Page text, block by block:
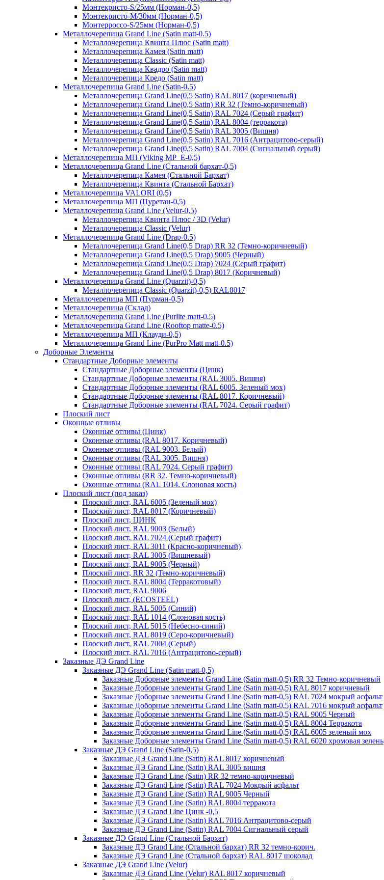
Монтекристо-S/25мм (Норман-0,5)
Монтекристо-M/30мм (Норман-0,5)
Монтерроссо-S/25мм (Норман-0,5)
Металлочерепица Grand Line (Satin matt-0.5)
Металлочерепица Квинта Плюс (Satin matt)
Металлочерепица Камея (Satin matt)
Металлочерепица Classic (Satin matt)
Металлочерепица Квадро (Satin matt)
Металлочерепица Кредо (Satin matt)
Металлочерепица Grand Line (Satin-0.5)
Металлочерепица Grand Line(0,5 Satin) RAL 8017 (коричневый)
Металлочерепица Grand Line(0,5 Satin) RR 32 (Темно-коричневый)
Металлочерепица Grand Line(0,5 Satin) RAL 7024 (Серый графит)
Металлочерепица Grand Line(0,5 Satin) RAL 8004 (терракота)
Металлочерепица Grand Line(0,5 Satin) RAL 3005 (Вишня)
Металлочерепица Grand Line(0,5 Satin) RAL 7016 (Антрацитово-серый)
Металлочерепица Grand Line(0,5 Satin) RAL 7004 (Сигнальный серый)
Металлочерепица МП (Viking MP_E-0,5)
Металлочерепица Grand Line (Стальной бархат-0,5)
Металлочерепица Камея (Стальной Бархат)
Металлочерепица Квинта (Стальной Бархат)
Металлочерепица VALORI (0,5)
Металлочерепица МП (Пуретан-0,5)
Металлочерепица Grand Line (Velur-0,5)
Металлочерепица Квинта Плюс / 3D (Velur)
Металлочерепица Classic (Velur)
Металлочерепица Grand Line (Drap-0.5)
Металлочерепица Grand Line(0,5 Drap) RR 32 (Темно-коричневый)
Металлочерепица Grand Line(0,5 Drap) 9005 (Черный)
Металлочерепица Grand Line(0,5 Drap) 7024 (Серый графит)
Металлочерепица Grand Line(0,5 Drap) 8017 (Коричневый)
Металлочерепица Grand Line (Quarzit)-0,5)
Металлочерепица Classic (Quarzit)-0,5) RAL8017
Металлочерепица МП (Пурман-0,5)
Металлочерепица (Склад)
Металлочерепица Grand Line (Purlite matt-0.5)
Металлочерепица Grand Line (Rooftop matte-0.5)
Металлочерепица МП (Клауди-0,5)
Металлочерепица Grand Line (PurPro Matt matt-0.5)
Доборные Элементы
Стандартные Доборные элементы
Стандартные Доборные элементы (Цинк)
Стандартные Доборные элементы (RAL 3005. Вишня)
Стандартные Доборные элементы (RAL 6005. Зеленый мох)
Стандартные Доборные элементы (RAL 8017. Коричневый)
Стандартные Доборные элементы (RAL 7024. Серый графит)
Плоский лист
Оконные отливы
Оконные отливы (Цинк)
Оконные отливы (RAL 8017. Коричневый)
Оконные отливы (RAL 9003. Белый)
Оконные отливы (RAL 3005. Вишня)
Оконные отливы (RAL 7024. Серый графит)
Оконные отливы (RR 32. Темно-коричневый)
Оконные отливы (RAL 1014. Слоновая кость)
Плоский лист (под заказ)
Плоский лист, RAL 6005 (Зеленый мох)
Плоский лист, RAL 8017 (Коричневый)
Плоский лист, ЦИНК
Плоский лист, RAL 9003 (Белый)
Плоский лист, RAL 7024 (Серый графит)
Плоский лист, RAL 3011 (Красно-коричневый)
Плоский лист, RAL 3005 (Вишневый)
Плоский лист, RAL 9005 (Черный)
Плоский лист, RR 32 (Темно-коричневый)
Плоский лист, RAL 8004 (Терракотовый)
Плоский лист, RAL 9006
Плоский лист, (ECOSTEEL)
Плоский лист, RAL 5005 (Синий)
Плоский лист, RAL 1014 (Слоновая кость)
Плоский лист, RAL 5015 (Небесно-синий)
Плоский лист, RAL 8019 (Серо-коричневый)
Плоский лист, RAL 7004 (Серый)
Плоский лист, RAL 7016 (Антрацитово-серый)
Заказные ДЭ Grand Line
Заказные ДЭ Grand Line (Satin matt-0,5)
Заказные Доборные элементы Grand Line (Satin matt-0,5) RR 32 Темно-коричневый
Заказные Доборные элементы Grand Line (Satin matt-0,5) RAL 8017 коричневый
Заказные Доборные элементы Grand Line (Satin matt-0,5) RAL 7024 мокрый асфальт
Заказные Доборные элементы Grand Line (Satin matt-0,5) RAL 7016 мокрый асфальт
Заказные Доборные элементы Grand Line (Satin matt-0,5) RAL 9005 Черный
Заказные Доборные элементы Grand Line (Satin matt-0,5) RAL 8004 Терракота
Заказные Доборные элементы Grand Line (Satin matt-0,5) RAL 6005 зеленый мох
Заказные Доборные элементы Grand Line (Satin matt-0,5) RAL 6020 хромовая зелень
Заказные ДЭ Grand Line (Satin-0,5)
Заказные ДЭ Grand Line (Satin) RAL 8017 коричневый
Заказные ДЭ Grand Line (Satin) RAL 3005 вишня
Заказные ДЭ Grand Line (Satin) RR 32 темно-коричневый
Заказные ДЭ Grand Line (Satin) RAL 7024 Мокрый асфальт
Заказные ДЭ Grand Line (Satin) RAL 9005 Черный
Заказные ДЭ Grand Line (Satin) RAL 8004 терракота
Заказные ДЭ Grand Line Цинк -0,5
Заказные ДЭ Grand Line (Satin) RAL 7016 Антрацитово-серый
Заказные ДЭ Grand Line (Satin) RAL 7004 Сигнальный серый
Заказные ДЭ Grand Line (Стальной Бархат)
Заказные ДЭ Grand Line (Стальной бархат) RR 32 темно-корич.
Заказные ДЭ Grand Line (Стальной бархат) RAL 8017 шоколад
Заказные ДЭ Grand Line (Velur)
Заказные ДЭ Grand Line (Velur) RAL 8017 коричневый